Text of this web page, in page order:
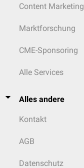
Content Marketing
Marktforschung
CME-Sponsoring
Alle Services
Alles andere
Kontakt
AGB
Datenschutz